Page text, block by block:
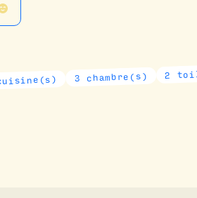
3 chambre(s) 2 toilette(s)